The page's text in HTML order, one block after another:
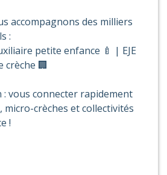
accompagnons des milliers
:
petite enfance 🍼 | EJE
crèche 🏢
: vous connecter rapidement
micro-crèches et collectivités
!